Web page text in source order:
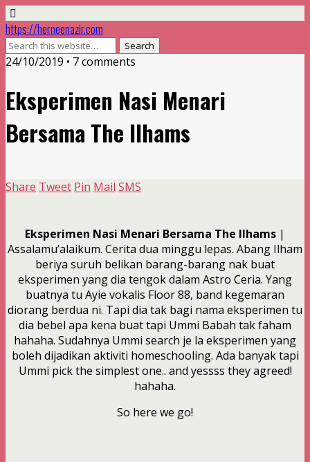
https://herneenazir.com
24/10/2019 • 7 comments
Eksperimen Nasi Menari
Bersama The Ilhams
Share Tweet Pin Mail SMS
Eksperimen Nasi Menari Bersama The Ilhams |
Assalamu’alaikum. Cerita dua minggu lepas. Abang Ilham
beriya suruh belikan barang-barang nak buat
eksperimen yang dia tengok dalam Astro Ceria. Yang
buatnya tu Ayie vokalis Floor 88, band kegemaran
diorang berdua ni. Tapi dia tak bagi nama eksperimen tu
dia bebel apa kena buat tapi Ummi Babah tak faham
hahaha. Sudahnya Ummi search je la eksperimen yang
boleh dijadikan aktiviti homeschooling. Ada banyak tapi
Ummi pick the simplest one.. and yessss they agreed!
hahaha.
So here we go!